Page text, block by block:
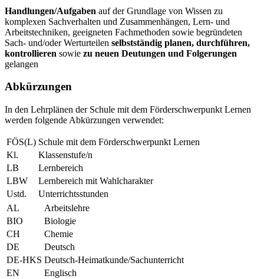
Handlungen/Aufgaben auf der Grundlage von Wissen zu
komplexen Sachverhalten und Zusammenhängen, Lern- und
Arbeitstechniken, geeigneten Fachmethoden sowie begründeten
Sach- und/oder Werturteilen selbstständig planen, durchführen,
kontrollieren sowie zu neuen Deutungen und Folgerungen
gelangen
Abkürzungen
In den Lehrplänen der Schule mit dem Förderschwerpunkt Lernen
werden folgende Abkürzungen verwendet:
FÖS(L) Schule mit dem Förderschwerpunkt Lernen
Kl.
Klassenstufe/n
LB
Lernbereich
LBW
Lernbereich mit Wahlcharakter
Ustd.
Unterrichtsstunden
AL
Arbeitslehre
BIO
Biologie
CH
Chemie
DE
Deutsch
DE-HKS Deutsch-Heimatkunde/Sachunterricht
EN
Englisch